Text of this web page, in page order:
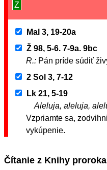
Z
Mal 3, 19-20a
Ž 98, 5-6. 7-9a. 9bc
R.: Pán príde súdiť
2 Sol 3, 7-12
Lk 21, 5-19
Aleluja, aleluja,
Vzpriamte sa,
vykúpenie.
Čítanie z Knihy